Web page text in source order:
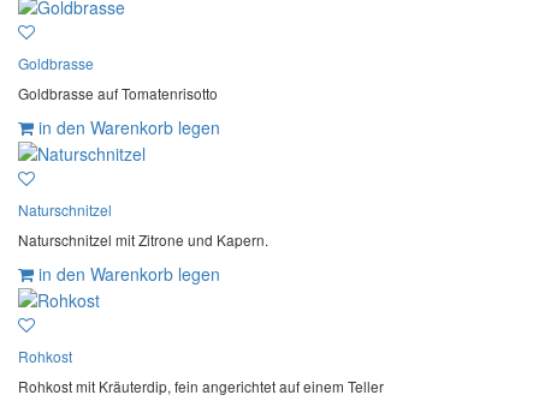
Goldbrasse
Goldbrasse auf Tomatenrisotto
in den Warenkorb legen
Naturschnitzel
Naturschnitzel mit Zitrone und Kapern.
in den Warenkorb legen
Rohkost
Rohkost mit Kräuterdip, fein angerichtet auf einem Teller